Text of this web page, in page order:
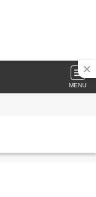
MENU